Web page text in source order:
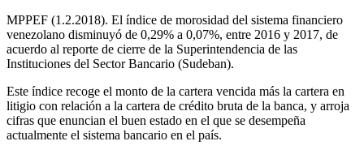
MPPEF (1.2.2018). El índice de morosidad del sistema financiero
venezolano disminuyó de 0,29% a 0,07%, entre 2016 y 2017, de
acuerdo al reporte de cierre de la Superintendencia de las
Instituciones del Sector Bancario (Sudeban).
Este índice recoge el monto de la cartera vencida más la cartera en
litigio con relación a la cartera de crédito bruta de la banca, y arroja
cifras que enuncian el buen estado en el que se desempeña
actualmente el sistema bancario en el país.